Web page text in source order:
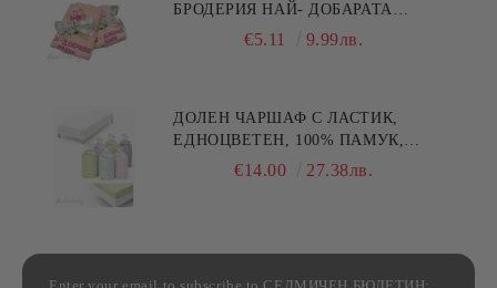
БРОДЕРИЯ НАЙ- ДОБАРАТА
МАЙКА/БАБА , РАЗМЕР:
€5.11 9.99лв.
ДОЛЕН ЧАРШАФ С ЛАСТИК,
ЕДНОЦВЕТЕН, 100% ПАМУК,
РАЗЛИЧНИ РАЗМЕРИ
€14.00 27.38лв.